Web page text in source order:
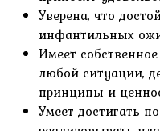
Уверена, что
инфантильных
Имеет
любой ситуации,
принципы и
Умеет достигать